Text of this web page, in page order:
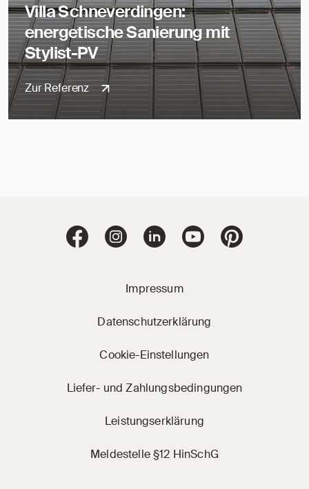
Villa Schneverdingen:
energetische Sanierung mit
Stylist-PV
Zur Referenz
Jacobi Dachziegel
Jacobi Dachziegel auf Facebook
Jacobi Dachziegel auf Instagram
Jacobi Dachziegel auf
Jacobi Dachziegel
Jacobi
Impressum
Datenschutzerklärung
Cookie-Einstellungen
Liefer- und Zahlungsbedingungen
Leistungserklärung
Meldestelle §12 HinSchG